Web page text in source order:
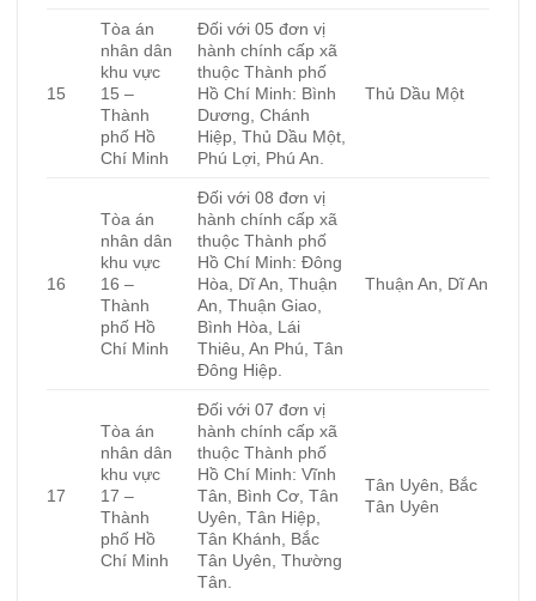
15
Tòa án
nhân dân
khu vực
15 –
Thành
phố Hồ
Chí Minh
Đối với 05 đơn vị
hành chính cấp xã
thuộc Thành phố
Hồ Chí Minh: Bình
Dương, Chánh
Hiệp, Thủ Dầu Một,
Phú Lợi, Phú An.
Thủ Dầu Một
16
Tòa án
nhân dân
khu vực
16 –
Thành
phố Hồ
Chí Minh
Đối với 08 đơn vị
hành chính cấp xã
thuộc Thành phố
Hồ Chí Minh: Đông
Hòa, Dĩ An, Thuận
An, Thuận Giao,
Bình Hòa, Lái
Thiêu, An Phú, Tân
Đông Hiệp.
Thuận An, Dĩ An
17
Tòa án
nhân dân
khu vực
17 –
Thành
phố Hồ
Chí Minh
Đối với 07 đơn vị
hành chính cấp xã
thuộc Thành phố
Hồ Chí Minh: Vĩnh
Tân, Bình Cơ, Tân
Uyên, Tân Hiệp,
Tân Khánh, Bắc
Tân Uyên, Thường
Tân.
Tân Uyên, Bắc
Tân Uyên